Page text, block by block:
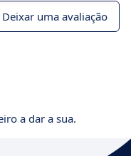
Deixar uma avaliação
a dar a sua.